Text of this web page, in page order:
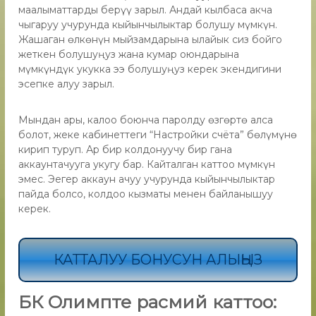
маалыматтарды берүү зарыл. Андай кылбаса акча
чыгаруу учурунда кыйынчылыктар болушу мүмкүн.
Жашаган өлкөнүн мыйзамдарына ылайык сиз бойго
жеткен болушуңуз жана кумар оюндарына
мүмкүндүк укукка ээ болушуңуз керек экендигини
эсепке алуу зарыл.
Мындан ары, калоо боюнча паролду өзгөртө алса
болот, жеке кабинеттеги “Настройки счёта” бөлүмүнө
кирип туруп. Ар бир колдонуучу бир гана
аккаунтачууга укугу бар. Кайталган каттоо мүмкүн
эмес. Эегер аккаун ачуу учурунда кыйынчылыктар
пайда болсо, колдоо кызматы менен байланышуу
керек.
КАТТАЛУУ БОНУСУН АЛЫҢЫЗ
БК Олимпте расмий каттоо: